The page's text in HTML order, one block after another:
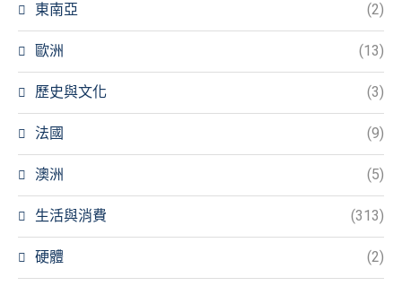
東南亞 (2)
歐洲 (13)
歷史與文化 (3)
法國 (9)
澳洲 (5)
生活與消費 (313)
硬體 (2)